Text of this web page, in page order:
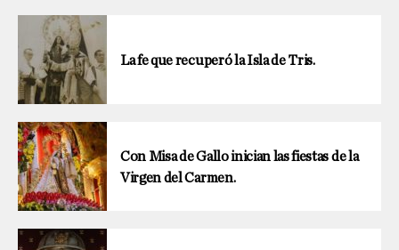
La fe que recuperó la Isla de Tris.
Con Misa de Gallo inician las fiestas de la
Virgen del Carmen.